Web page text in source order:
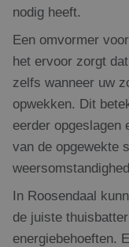
nodig heeft.
Een omvormer
het ervoor zorgt
zelfs wanneer uw
opwekken. Dit
eerder opgeslagen
van de opgewekte
In Roosendaal
de juiste
energiebehoeften.